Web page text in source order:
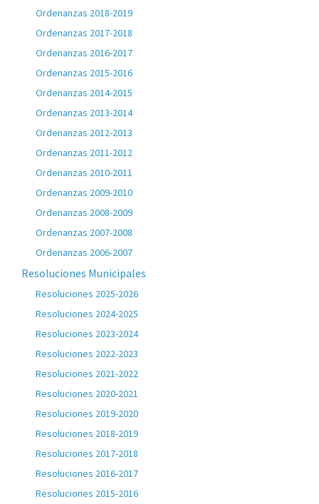
Ordenanzas 2018-2019
Ordenanzas 2017-2018
Ordenanzas 2016-2017
Ordenanzas 2015-2016
Ordenanzas 2014-2015
Ordenanzas 2013-2014
Ordenanzas 2012-2013
Ordenanzas 2011-2012
Ordenanzas 2010-2011
Ordenanzas 2009-2010
Ordenanzas 2008-2009
Ordenanzas 2007-2008
Ordenanzas 2006-2007
Resoluciones Municipales
Resoluciones 2025-2026
Resoluciones 2024-2025
Resoluciones 2023-2024
Resoluciones 2022-2023
Resoluciones 2021-2022
Resoluciones 2020-2021
Resoluciones 2019-2020
Resoluciones 2018-2019
Resoluciones 2017-2018
Resoluciones 2016-2017
Resoluciones 2015-2016